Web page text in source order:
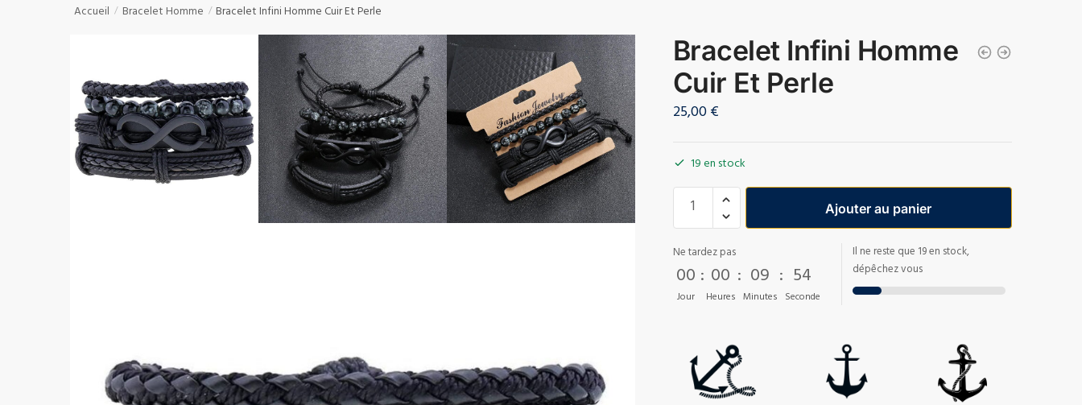
Accueil / Bracelet Homme / Bracelet Infini Homme Cuir Et Perle
Bracelet Infini Homme
Cuir Et Perle
25,00€
19 en stock
Ajouter au panier
Ne tardez pas
00
Jour
: 00
Heures
: 09
Minutes
: 53
Seconde
Il ne reste que 19 en stock,
dépêchez vous